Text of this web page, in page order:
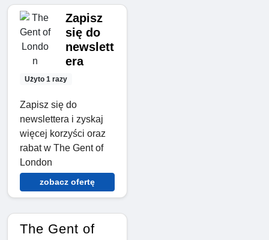
Użyto 1 razy
Zapisz
się do
newslett
era
Zapisz się do
newslettera i zyskaj
więcej korzyści oraz
rabat w The Gent of
London
zobacz ofertę
The Gent of